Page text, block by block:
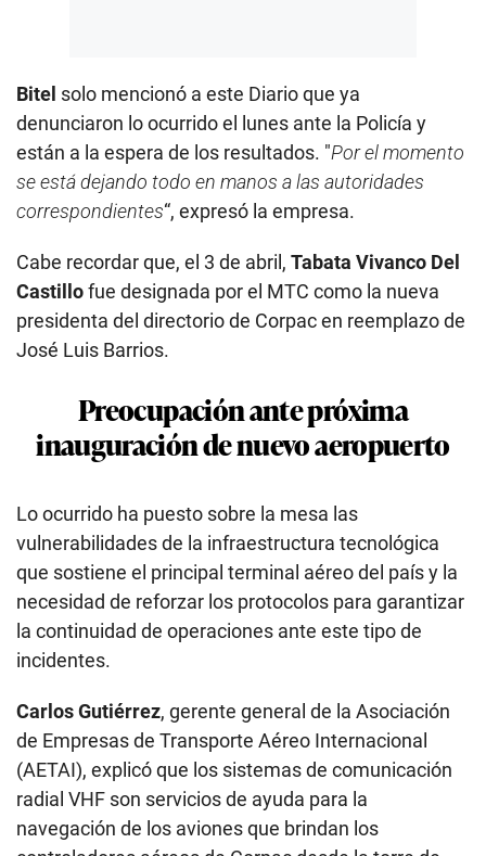
Bitel solo mencionó a este Diario que ya
denunciaron lo ocurrido el lunes ante la Policía y
están a la espera de los resultados. "Por el momento
se está dejando todo en manos a las autoridades
correspondientes“, expresó la empresa.
Cabe recordar que, el 3 de abril, Tabata Vivanco Del
Castillofue designada por el MTC como la nueva
presidenta del directorio de Corpac en reemplazo de
José Luis Barrios.
Preocupación ante próxima
inauguración de nuevo aeropuerto
Lo ocurrido ha puesto sobre la mesa las
vulnerabilidades de la infraestructura tecnológica
que sostiene el principal terminal aéreo del país y la
necesidad de reforzar los protocolos para garantizar
la continuidad de operaciones ante este tipo de
incidentes.
Carlos Gutiérrez, gerente general de la Asociación
de Empresas de Transporte Aéreo Internacional
(AETAI), explicó que los sistemas de comunicación
radial VHF son servicios de ayuda para la
navegación de los aviones que brindan los